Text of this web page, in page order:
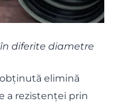
diferite diametre
elimină
a rezistenței prin